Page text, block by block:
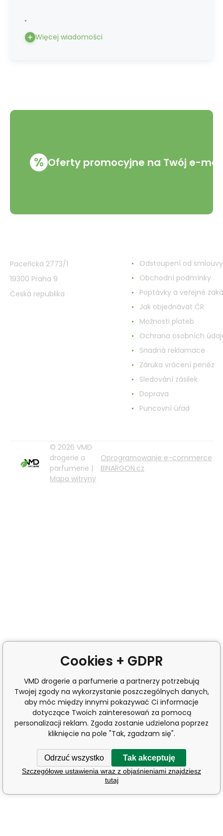
Więcej wiadomości
% Oferty promocyjne na Twój e-mail
Paceřická 2773/1
19300 Praha 9
Česká republika
Odstoupení od smlouvy
Obchodní podmínky
Poptávky a veřejné
Jak objednávat ČR
Možnosti plateb
Ochrana osobních
Snadná reklamace
Záruka vrácení peněz
Sledování zásilek
Doprava
Puncovní úřad
© 2026 VMD
drogerie a
parfumerie |
Mapa witryny
Oprogramowanie e-commerce
BINARGON.cz
Cookies + GDPR
VMD drogerie a parfumerie a partnerzy potrzebują
Twojej zgody na wykorzystanie poszczególnych danych,
aby móc między innymi pokazywać Ci informacje
dotyczące Twoich zainteresowań za pomocą
personalizacji reklam. Zgoda zostanie udzielona poprzez
kliknięcie na pole "Tak, zgadzam się".
Odrzuć wszystko Tak akceptuję
Szczegółowe ustawienia wraz z objaśnieniami znajdziesz
tutaj